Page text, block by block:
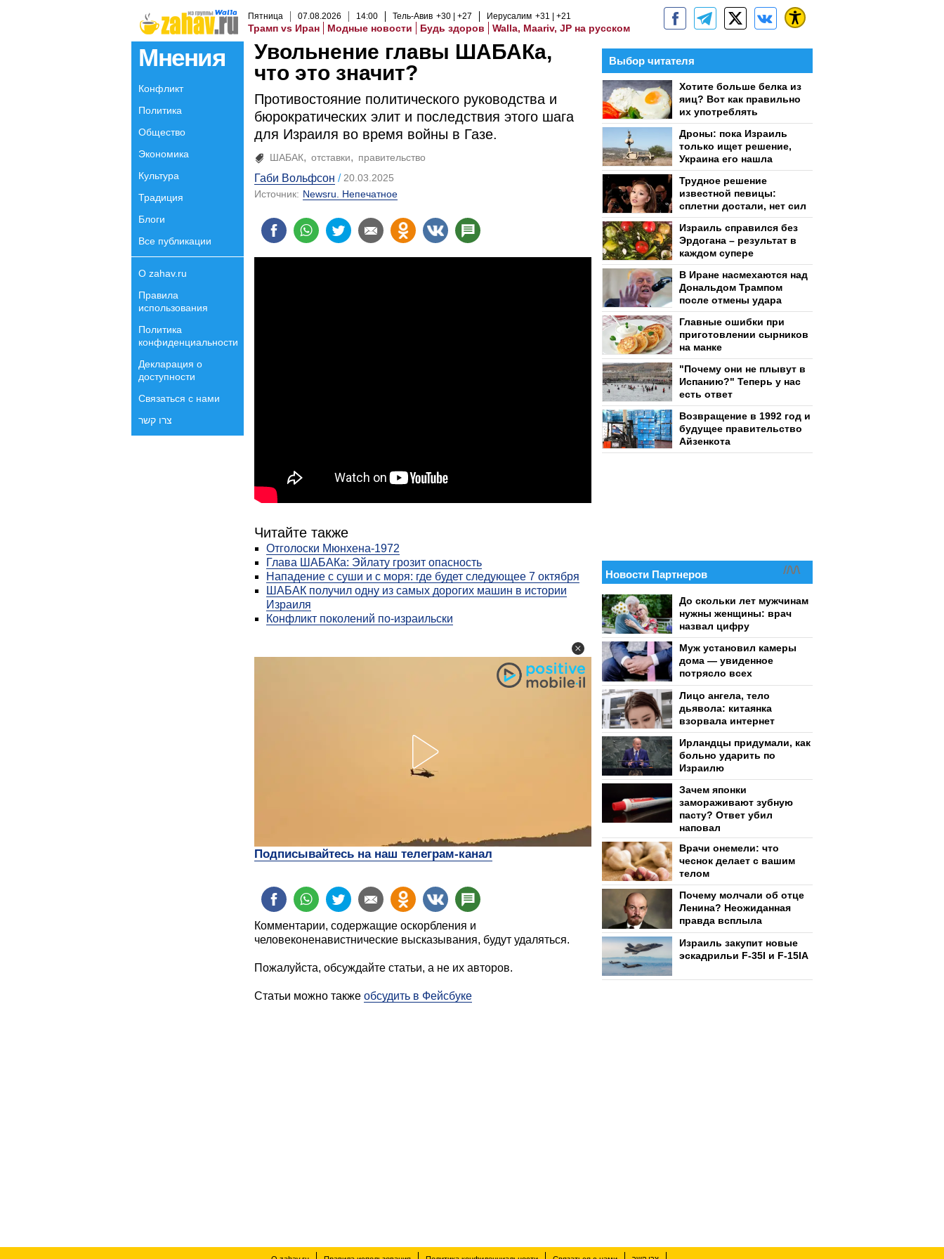
Пятница 07.08.2026 14:00 Тель-Авив +30 +27 Иерусалим +31 +21
Трамп vs Иран Модные новости Будь здоров Walla, Maariv, JP на русском
Мнения
Конфликт
Политика
Общество
Экономика
Культура
Традиция
Блоги
Все публикации
О zahav.ru
Правила
использования
Политика
конфиденциальности
Декларация о
доступности
Связаться с нами
צרו קשר
Увольнение главы ШАБАКа,
что это значит?
Противостояние политического руководства и
бюрократических элит и последствия этого шага
для Израиля во время войны в Газе.
ШАБАК отставки правительство
Габи Вольфсон
20.03.2025
Источник: Newsru. Непечатное
Читайте также
Отголоски Мюнхена‑1972
Глава ШАБАКа: Эйлату грозит опасность
Нападение с суши и с моря: где будет следующее 7 октября
ШАБАК получил одну из самых дорогих машин в истории
Израиля
Конфликт поколений по-израильски
Подписывайтесь на наш телеграм-канал
Комментарии, содержащие оскорбления и
человеконенавистнические высказывания, будут удаляться.
Пожалуйста, обсуждайте статьи, а не их авторов.
Статьи можно также обсудить в Фейсбуке
Выбор читателя
Хотите больше белка из
яиц? Вот как правильно
их употреблять
Дроны: пока Израиль
только ищет решение,
Украина его нашла
Трудное решение
известной певицы:
сплетни достали, нет сил
Израиль справился без
Эрдогана – результат в
каждом супере
В Иране насмехаются над
Дональдом Трампом
после отмены удара
Главные ошибки при
приготовлении сырников
на манке
"Почему они не плывут в
Испанию?" Теперь у нас
есть ответ
Возвращение в 1992 год и
будущее правительство
Айзенкота